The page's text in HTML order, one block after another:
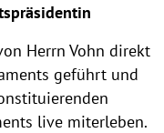
Herrn Vohn direkt
geführt und
live miterleben.